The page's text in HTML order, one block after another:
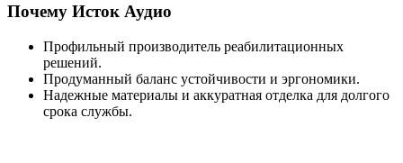
Почему Исток Аудио
Профильный производитель реабилитационных
решений.
Продуманный баланс устойчивости и эргономики.
Надежные материалы и аккуратная отделка для долгого
срока службы.